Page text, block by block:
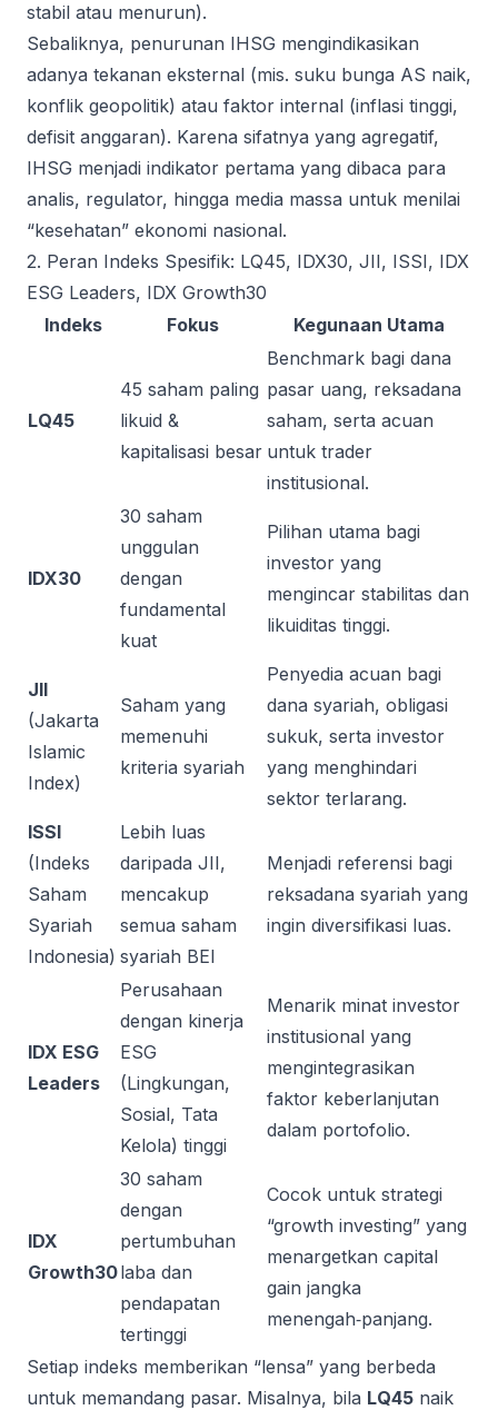
stabil atau menurun).
Sebaliknya, penurunan IHSG mengindikasikan
adanya tekanan eksternal (mis. suku bunga AS naik,
konflik geopolitik) atau faktor internal (inflasi tinggi,
defisit anggaran). Karena sifatnya yang agregatif,
IHSG menjadi indikator pertama yang dibaca para
analis, regulator, hingga media massa untuk menilai
“kesehatan” ekonomi nasional.
2. Peran Indeks Spesifik: LQ45, IDX30, JII, ISSI, IDX
ESG Leaders, IDX Growth30
Indeks
Fokus Kegunaan Utama
LQ45
45 saham paling
likuid &
kapitalisasi besar
Benchmark bagi dana
pasar uang, reksadana
saham, serta acuan
untuk trader
institusional.
IDX30
30 saham
unggulan
dengan
fundamental
kuat
Pilihan utama bagi
investor yang
mengincar stabilitas dan
likuiditas tinggi.
JII
(Jakarta
Islamic
Index)
Saham yang
memenuhi
kriteria syariah
Penyedia acuan bagi
dana syariah, obligasi
sukuk, serta investor
yang menghindari
sektor terlarang.
ISSI
(Indeks
Saham
Syariah
Indonesia)
Lebih luas
daripada JII,
mencakup
semua saham
syariah BEI
Menjadi referensi bagi
reksadana syariah yang
ingin diversifikasi luas.
IDX ESG
Leaders
Perusahaan
dengan kinerja
ESG
(Lingkungan,
Sosial, Tata
Kelola) tinggi
Menarik minat investor
institusional yang
mengintegrasikan
faktor keberlanjutan
dalam portofolio.
IDX
Growth30
30 saham
dengan
pertumbuhan
laba dan
pendapatan
tertinggi
Cocok untuk strategi
“growth investing” yang
menargetkan capital
gain jangka
menengah‑panjang.
Setiap indeks memberikan “lensa” yang berbeda
untuk memandang pasar. Misalnya, bila LQ45 naik